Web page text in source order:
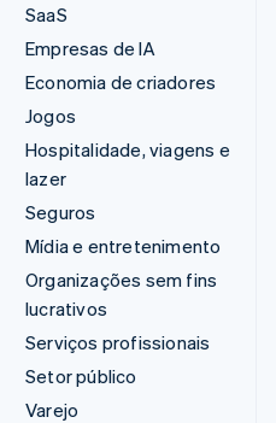
SaaS
Empresas de IA
Economia de criadores
Jogos
Hospitalidade, viagens e
lazer
Seguros
Mídia e entretenimento
Organizações sem fins
lucrativos
Serviços profissionais
Setor público
Varejo